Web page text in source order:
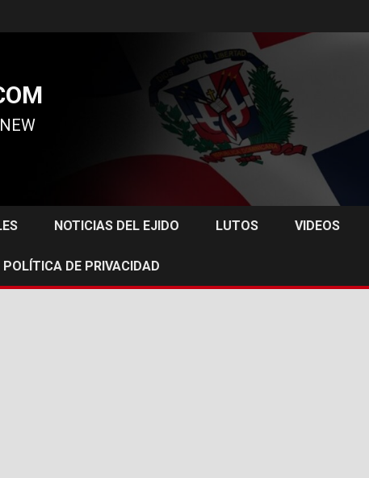
NOTICIAS DEL EJIDO LUTOS VIDEOS
POLÍTICA DE PRIVACIDAD